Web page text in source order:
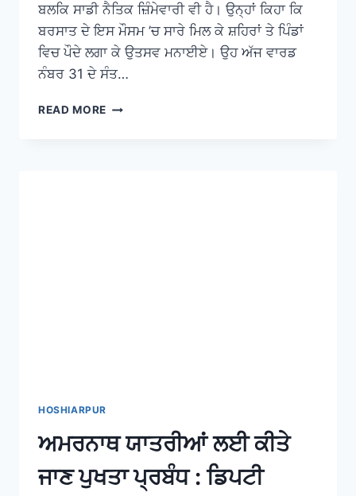
ਬਲਕਿ ਸਾਡੀ ਨੈਤਿਕ ਜ਼ਿੰਮੇਵਾਰੀ ਵੀ ਹੈ। ਉਨ੍ਹਾਂ ਕਿਹਾ ਕਿ
ਬਰਸਾਤ ਦੇ ਇਸ ਮੌਸਮ ’ਚ ਸਾਰੇ ਮਿਲ ਕੇ ਸ਼ਹਿਰਾਂ ਤੇ ਪਿੰਡਾਂ
ਵਿਚ ਪੌਦੇ ਲਗਾ ਕੇ ਉਤਸਵ ਮਨਾਈਏ। ਉਹ ਅੱਜ ਵਾਰਡ
ਨੰਬਰ 31 ਦੇ ਸੰਤ…
READ MORE
HOSHIARPUR
ਅਮਰਨਾਥ ਯਾਤਰੀਆਂ ਲਈ ਕੀਤੇ
ਜਾਣ ਪੁਖਤਾ ਪ੍ਰਬੰਧ : ਡਿਪਟੀ